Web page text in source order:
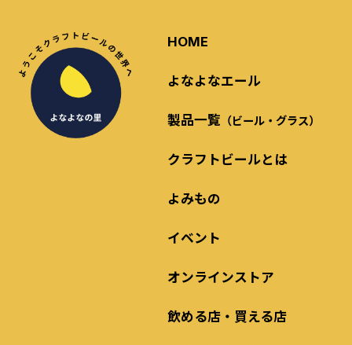
HOME
よなよなエール
製品一覧 （ビール・グラス）
クラフトビールとは
よみもの
イベント
オンラインストア
飲める店・買える店